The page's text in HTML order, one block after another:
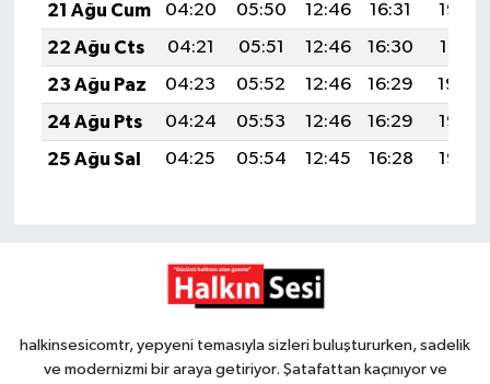
21 Ağu Cum
04:20 05:50 12:46 16:31
19:33
22 Ağu Cts
04:21 05:51 12:46 16:30
19:31
23 Ağu Paz
04:23 05:52 12:46 16:29
19:30
24 Ağu Pts
04:24 05:53 12:46 16:29
19:28
25 Ağu Sal
04:25 05:54 12:45 16:28 19:27
halkinsesicomtr, yepyeni temasıyla sizleri buluştururken, sadelik
ve modernizmi bir araya getiriyor. Şatafattan kaçınıyor ve